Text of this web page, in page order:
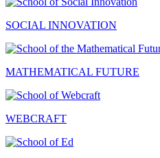
SOCIAL INNOVATION
MATHEMATICAL FUTURE
WEBCRAFT